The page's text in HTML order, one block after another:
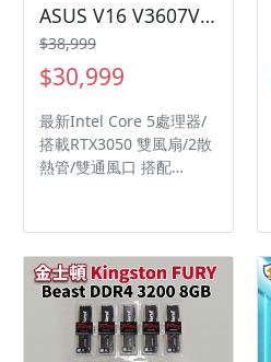
ASUS V16 V3607VJ-0031K210H 靜謐黑 華碩蒼藍戰魂效能筆電/Core 5-210H/RTX3050 6G/8GB DDR5/512GB PCIe/16吋 16:10 FHD+ 144Hz/W11🎈送保護套/滑鼠墊/鍵盤膜
$38,999
$30,999
最新Intel Core 5處理器/
搭載RTX3050 雙風扇/2散
熱管/雙通風口 搭配
IPS/89%屏佔比 藍光背光
鍵盤搭配WASD+上下左右
透明 PD充電/HDMI 2.1/
軍規認證/180度開合
ASUS Audio Booster放大
音量1.5X